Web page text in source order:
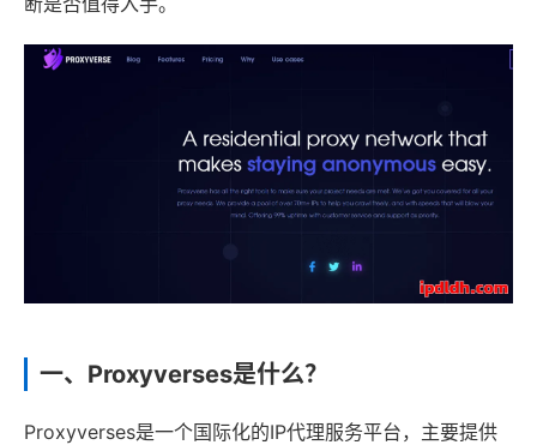
一、Proxyverses是什么？
Proxyverses是一个国际化的IP代理服务平台，主要提供